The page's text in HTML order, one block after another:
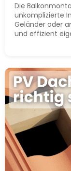
Die
unkomplizierte
Geländer oder
und effizient